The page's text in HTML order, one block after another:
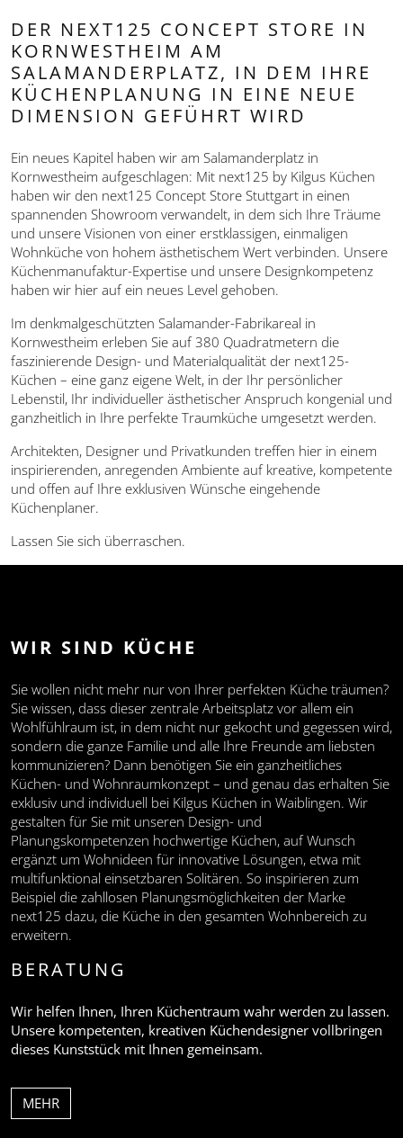
DER NEXT125 CONCEPT STORE IN
KORNWESTHEIM AM
SALAMANDERPLATZ, IN DEM IHRE
KÜCHENPLANUNG IN EINE NEUE
DIMENSION GEFÜHRT WIRD
Ein neues Kapitel haben wir am Salamanderplatz in
Kornwestheim aufgeschlagen: Mit next125 by Kilgus Küchen
haben wir den next125 Concept Store Stuttgart in einen
spannenden Showroom verwandelt, in dem sich Ihre Träume
und unsere Visionen von einer erstklassigen, einmaligen
Wohnküche von hohem ästhetischem Wert verbinden. Unsere
Küchenmanufaktur-Expertise und unsere Designkompetenz
haben wir hier auf ein neues Level gehoben.
Im denkmalgeschützten Salamander-Fabrikareal in
Kornwestheim erleben Sie auf 380 Quadratmetern die
faszinierende Design- und Materialqualität der next125-
Küchen – eine ganz eigene Welt, in der Ihr persönlicher
Lebenstil, Ihr individueller ästhetischer Anspruch kongenial und
ganzheitlich in Ihre perfekte Traumküche umgesetzt werden.
Architekten, Designer und Privatkunden treffen hier in einem
inspirierenden, anregenden Ambiente auf kreative, kompetente
und offen auf Ihre exklusiven Wünsche eingehende
Küchenplaner.
Lassen Sie sich überraschen.
WIR SIND KÜCHE
Sie wollen nicht mehr nur von Ihrer perfekten Küche träumen?
Sie wissen, dass dieser zentrale Arbeitsplatz vor allem ein
Wohlfühlraum ist, in dem nicht nur gekocht und gegessen wird,
sondern die ganze Familie und alle Ihre Freunde am liebsten
kommunizieren? Dann benötigen Sie ein ganzheitliches
Küchen- und Wohnraumkonzept – und genau das erhalten Sie
exklusiv und individuell bei Kilgus Küchen in Waiblingen. Wir
gestalten für Sie mit unseren Design- und
Planungskompetenzen hochwertige Küchen, auf Wunsch
ergänzt um Wohnideen für innovative Lösungen, etwa mit
multifunktional einsetzbaren Solitären. So inspirieren zum
Beispiel die zahllosen Planungsmöglichkeiten der Marke
next125 dazu, die Küche in den gesamten Wohnbereich zu
erweitern.
BERATUNG
Wir helfen Ihnen, Ihren Küchentraum wahr werden zu lassen.
Unsere kompetenten, kreativen Küchendesigner vollbringen
dieses Kunststück mit Ihnen gemeinsam.
MEHR